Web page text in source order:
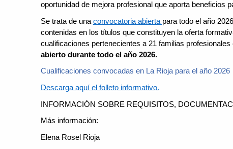
oportunidad de mejora profesional que aporta beneficios
Se trata de una convocatoria abierta para todo el año
contenidas en los títulos que constituyen la oferta
cualificaciones pertenecientes a 21 familias profesionales
abierto durante todo el año 2026.
Cualificaciones convocadas en La Rioja para el año 2026
Descarga aquí el folleto informativo.
INFORMACIÓN SOBRE REQUISITOS,
Más información:
Elena Rosel Rioja